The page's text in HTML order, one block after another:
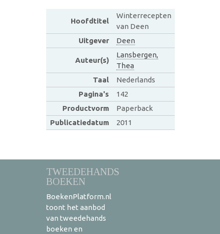
Hoofdtitel
Winterrecepten
van Deen
Uitgever
Deen
Auteur(s)
Lansbergen,
Thea
Taal
Nederlands
Pagina's
142
Productvorm
Paperback
Publicatiedatum
2011
TWEEDEHANDS
BOEKEN
BoekenPlatform.nl
toont het aanbod
van tweedehands
boeken en